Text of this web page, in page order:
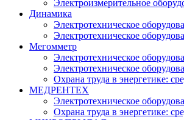
Электроизмерительное
Динамика
Электротехническое
Электротехническое
Мегомметр
Электротехническое
Электротехническое
Охрана труда в энергетике:
МЕДРЕНТЕХ
Электротехническое
Охрана труда в энергетике: